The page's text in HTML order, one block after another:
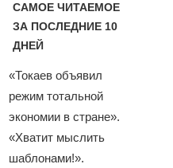
САМОЕ ЧИТАЕМОЕ
ЗА ПОСЛЕДНИЕ 10
ДНЕЙ
«Токаев объявил
режим тотальной
экономии в стране».
«Хватит мыслить
шаблонами!».